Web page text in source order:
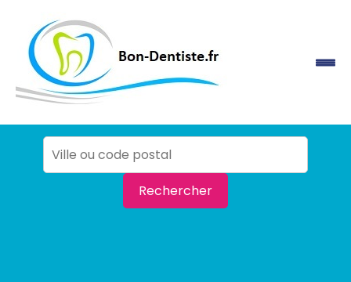
Rechercher